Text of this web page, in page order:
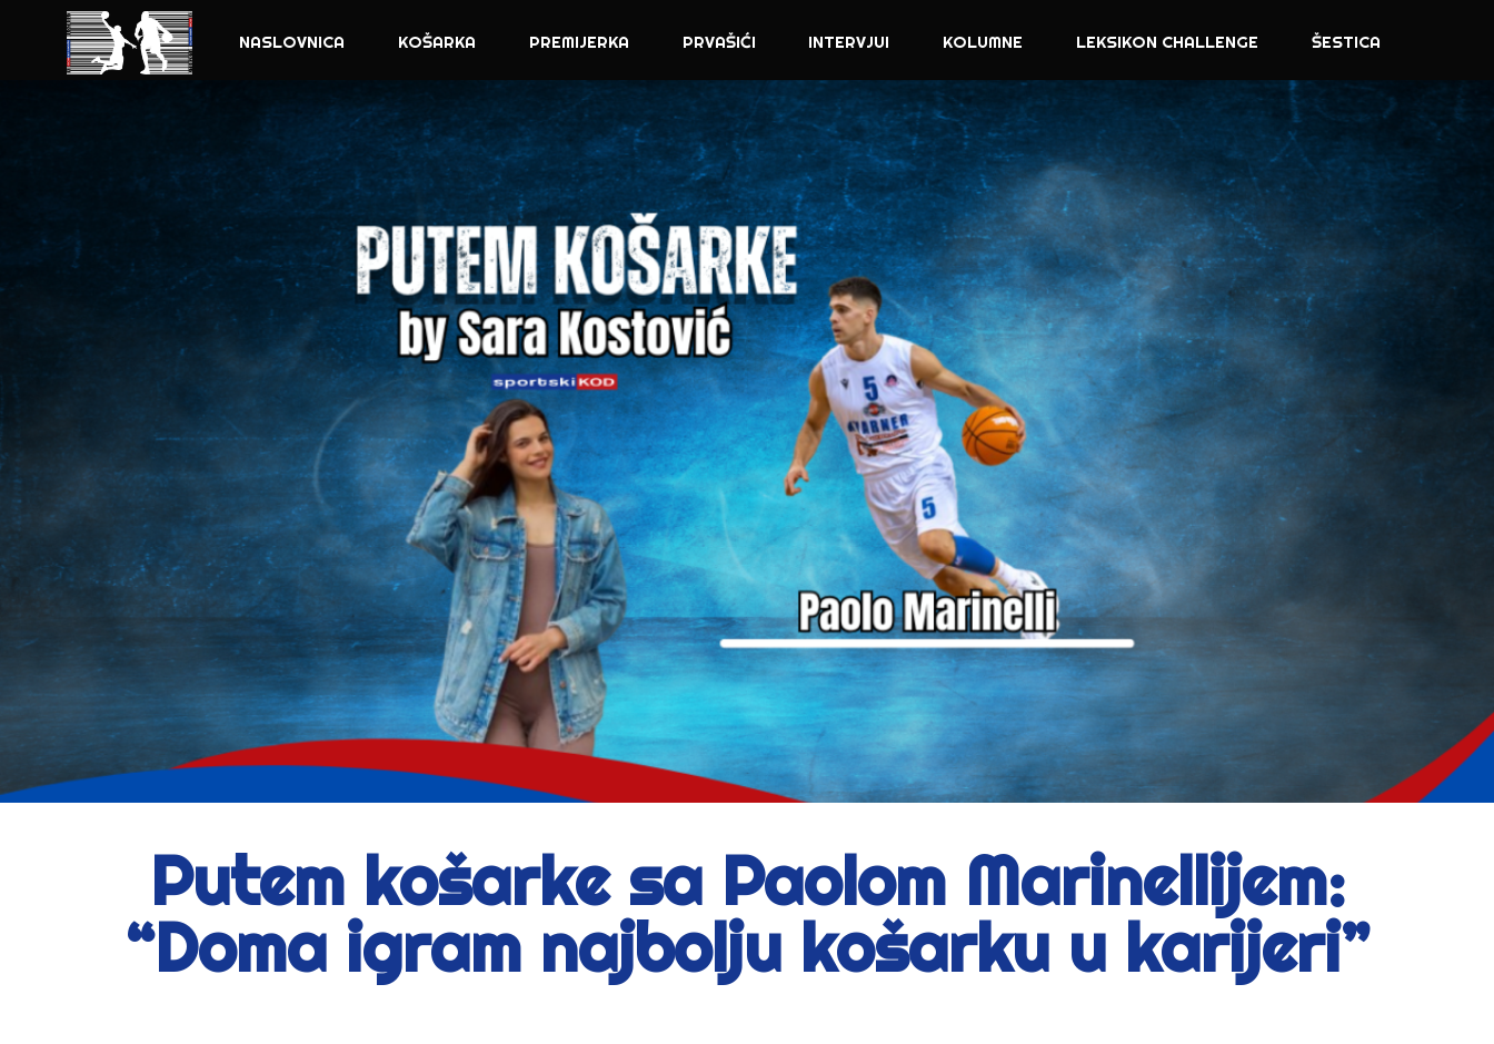
NASLOVNICA KOŠARKA PREMIJERKA PRVAŠIĆI INTERVJUI KOLUMNE LEKSIKON CHALLENGE ŠESTICA
Putem košarke sa Paolom Marinellijem:
“Doma igram najbolju košarku u karijeri”